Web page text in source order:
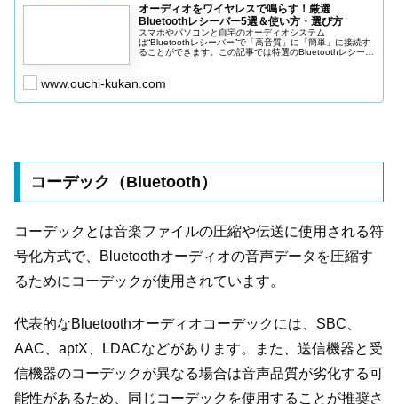
オーディオをワイヤレスで鳴らす！厳選
Bluetoothレシーバー5選＆使い方・選び方
スマホやパソコンと自宅のオーディオシステム
は“Bluetoothレシーバー”で「高音質」に「簡単」に接続す
ることができます。この記事では特選のBluetoothレシーバ
www.ouchi-kukan.com
コーデック（Bluetooth）
コーデックとは音楽ファイルの圧縮や伝送に使用される符
号化方式で、Bluetoothオーディオの音声データを圧縮す
るためにコーデックが使用されています。
代表的なBluetoothオーディオコーデックには、SBC、
AAC、aptX、LDACなどがあります。また、送信機器と受
信機器のコーデックが異なる場合は音声品質が劣化する可
能性があるため、同じコーデックを使用することが推奨さ